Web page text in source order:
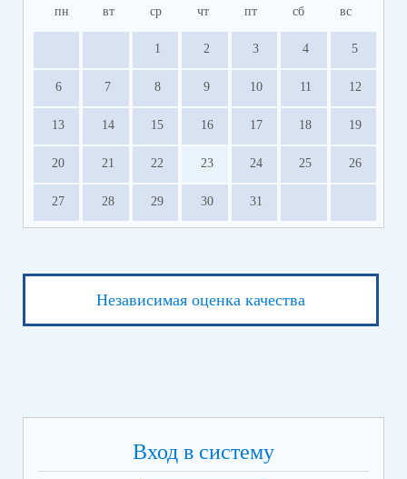
пн вт ср чт пт сб вс
1 2 3 4 5
6 7 8 9 10 11 12
13 14 15 16 17 18 19
20 21 22 23 24 25 26
27 28 29 30 31
Независимая оценка качества
Вход в систему